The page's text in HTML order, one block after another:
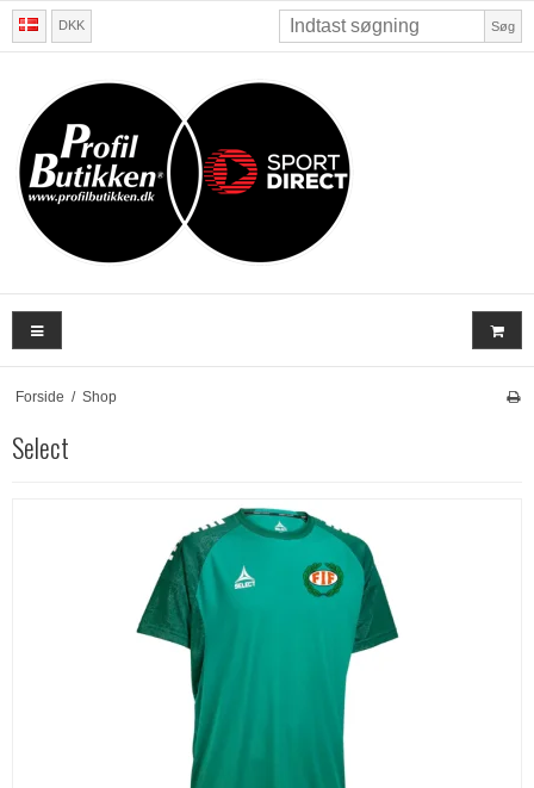
DKK Søg
Forside / Shop
Select